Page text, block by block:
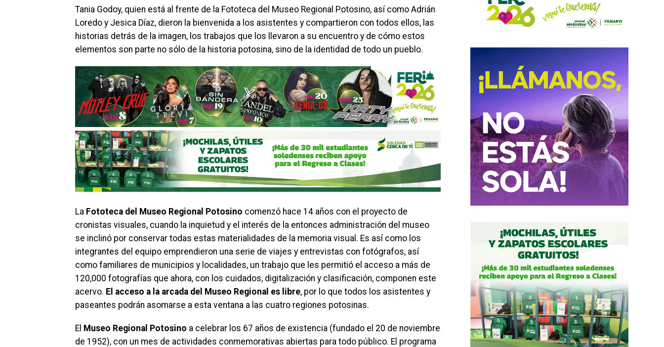
Tania Godoy, quien está al frente de la Fototeca del Museo Regional Potosino, así como Adrián
Loredo y Jesica Díaz, dieron la bienvenida a los asistentes y compartieron con todos ellos, las
historias detrás de la imagen, los trabajos que los llevaron a su encuentro y de cómo estos
elementos son parte no sólo de la historia potosina, sino de la identidad de todo un pueblo.
La Fototeca del Museo Regional Potosino comenzó hace 14 años con el proyecto de
cronistas visuales, cuando la inquietud y el interés de la entonces administración del museo
se inclinó por conservar todas estas materialidades de la memoria visual. Es así como los
integrantes del equipo emprendieron una serie de viajes y entrevistas con fotógrafos, así
como familiares de municipios y localidades, un trabajo que les permitió el acceso a más de
120,000 fotografías que ahora, con los cuidados, digitalización y clasificación, componen este
acervo. El acceso a la arcada del Museo Regional es libre, por lo que todos los asistentes y
paseantes podrán asomarse a esta ventana a las cuatro regiones potosinas.
El Museo Regional Potosino a celebrar los 67 años de existencia (fundado el 20 de noviembre
de 1952), con un mes de actividades conmemorativas abiertas para todo público. El programa